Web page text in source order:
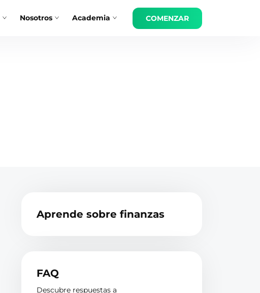
Nosotros Academia COMENZAR
Aprende sobre finanzas
FAQ
Descubre respuestas a